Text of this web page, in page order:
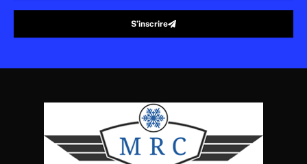
S’inscrire